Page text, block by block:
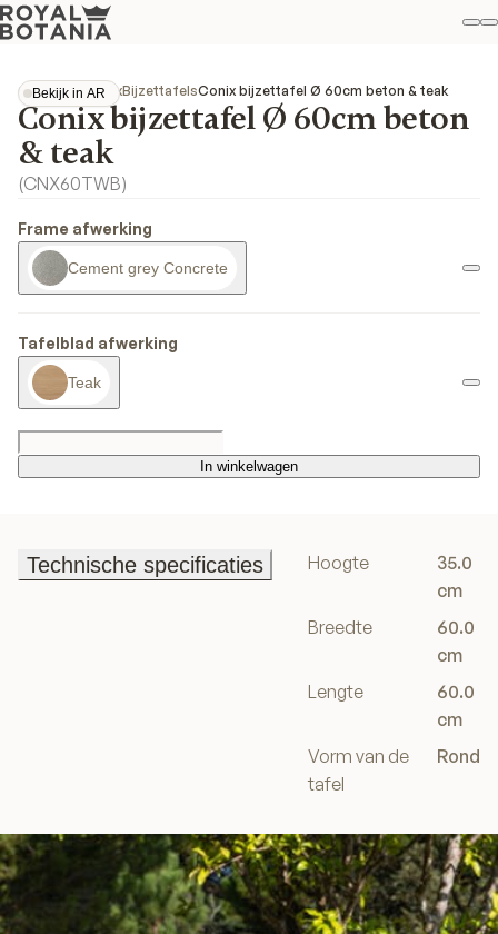
Bekijk in AR
Bekijk in AR
Collecties ConixBijzettafelsConix bijzettafel Ø 60cm beton & teak
Conix bijzettafel Ø 60cm beton
& teak
(CNX60TWB)
Frame afwerking
Cement grey Concrete
Tafelblad afwerking
Teak
In winkelwagen
In winkelwagen
Technische specificaties
Hoogte
35.0
cm
Breedte
60.0
cm
Lengte
60.0
cm
Vorm van de
tafel
Rond